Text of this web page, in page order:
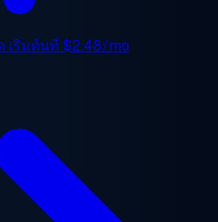
เริ่มต้นที่ $2.48/mo